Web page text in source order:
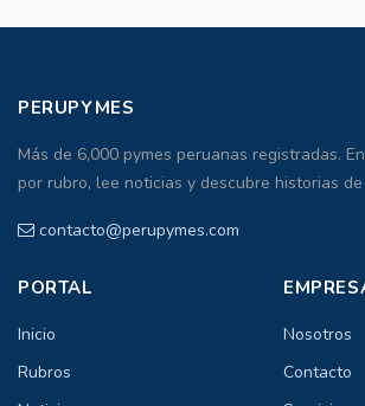
PERUPYMES
Más de 6,000 pymes peruanas registradas.
por rubro, lee noticias y descubre historias
contacto@perupymes.com
PORTAL
Inicio
Rubros
Nosotros
Contacto